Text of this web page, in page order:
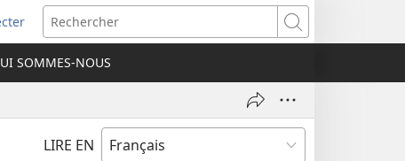
Rechercher
SOMMES-NOUS
LIRE EN